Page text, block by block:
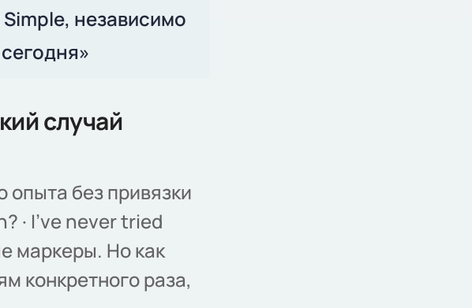
независимо
случай
без привязки
· I've never tried
маркеры. Но как
конкретного раза,